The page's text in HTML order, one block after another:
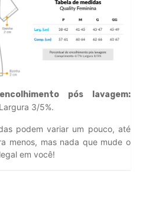
pós lavagem:
3/5%.
podem variar um pouco, até
menos, mas nada que mude o
em você!